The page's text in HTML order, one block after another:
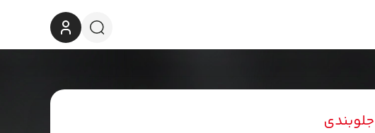
جلوبندی